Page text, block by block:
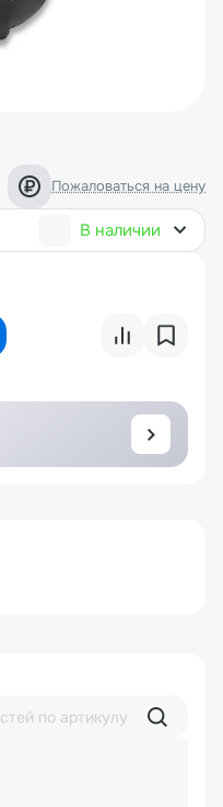
Пожаловаться на цену
В наличии